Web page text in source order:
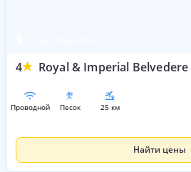
4 Royal & Imperial Belvedere
проводной песок 25 км
Найти цены